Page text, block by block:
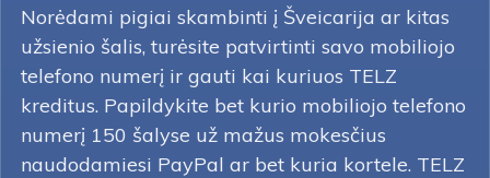
Norėdami pigiai skambinti į Šveicarija ar kitas
užsienio šalis, turėsite patvirtinti savo mobiliojo
telefono numerį ir gauti kai kuriuos TELZ
kreditus. Papildykite bet kurio mobiliojo telefono
numerį 150 šalyse už mažus mokesčius
naudodamiesi PayPal ar bet kuria kortele. TELZ